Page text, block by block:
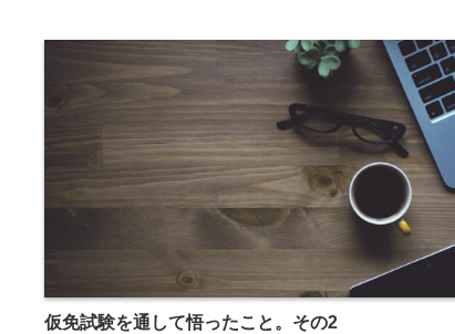
仮免試験を通して悟ったこと。その2